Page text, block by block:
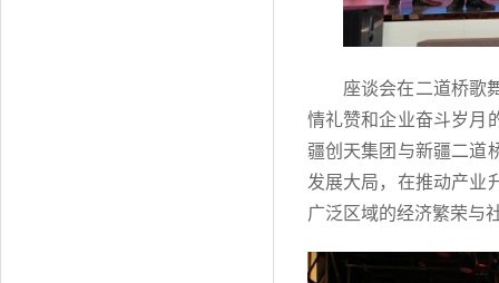
座谈会在二道桥歌
情礼赞和企业奋斗岁月
疆创天集团与新疆二道
发展大局，在推动产业
广泛区域的经济繁荣与